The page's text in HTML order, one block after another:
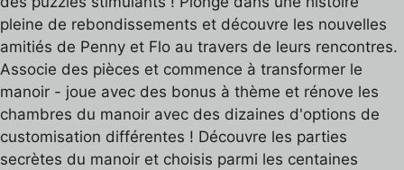
pleine de rebondissements et découvre les nouvelles
amitiés de Penny et Flo au travers de leurs rencontres.
Associe des pièces et commence à transformer le
manoir - joue avec des bonus à thème et rénove les
chambres du manoir avec des dizaines d'options de
customisation différentes ! Découvre les parties
secrètes du manoir et choisis parmi les centaines